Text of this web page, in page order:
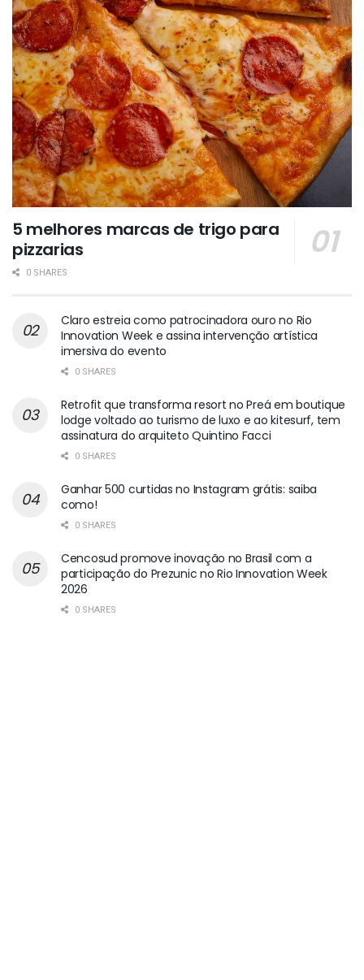
5 melhores marcas de trigo para
pizzarias
0 SHARES
Claro estreia como patrocinadora ouro no Rio
Innovation Week e assina intervenção artística
imersiva do evento
0 SHARES
Retrofit que transforma resort no Preá em boutique
lodge voltado ao turismo de luxo e ao kitesurf, tem
assinatura do arquiteto Quintino Facci
0 SHARES
Ganhar 500 curtidas no Instagram grátis: saiba
como!
0 SHARES
Cencosud promove inovação no Brasil com a
participação do Prezunic no Rio Innovation Week
2026
0 SHARES